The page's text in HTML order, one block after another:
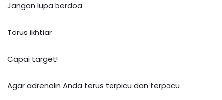
Jangan lupa berdoa
Terus ikhtiar
Capai target!
Agar adrenalin Anda terus terpicu dan terpacu